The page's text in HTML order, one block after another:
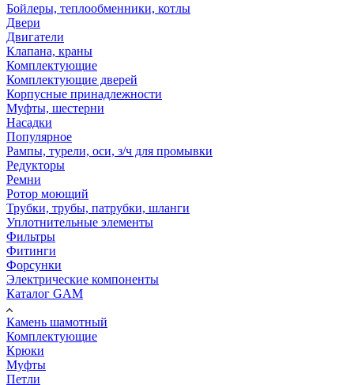
Бойлеры, теплообменники, котлы
Двери
Двигатели
Клапана, краны
Комплектующие
Комплектующие дверей
Корпусные принадлежности
Муфты, шестерни
Насадки
Популярное
Рампы, турели, оси, з/ч для промывки
Редукторы
Ремни
Ротор моющий
Трубки, трубы, патрубки, шланги
Уплотнительные элементы
Фильтры
Фитинги
Форсунки
Электрические компоненты
Каталог GAM
Камень шамотный
Комплектующие
Крюки
Муфты
Петли